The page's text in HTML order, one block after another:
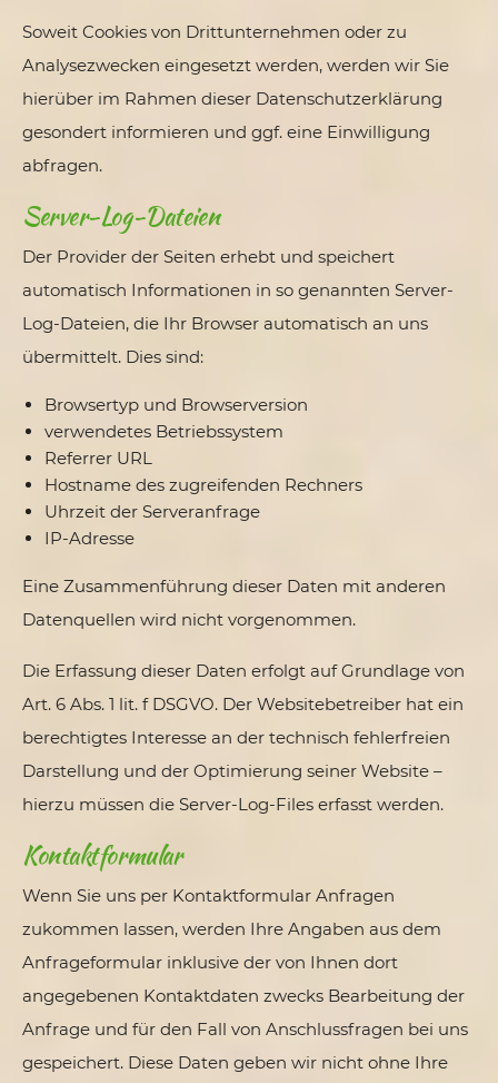
Soweit Cookies von Drittunternehmen oder zu
Analysezwecken eingesetzt werden, werden wir Sie
hierüber im Rahmen dieser Datenschutzerklärung
gesondert informieren und ggf. eine Einwilligung
abfragen.
Server-Log-Dateien
Der Provider der Seiten erhebt und speichert
automatisch Informationen in so genannten Server-
Log-Dateien, die Ihr Browser automatisch an uns
übermittelt. Dies sind:
Browsertyp und Browserversion
verwendetes Betriebssystem
Referrer URL
Hostname des zugreifenden Rechners
Uhrzeit der Serveranfrage
IP-Adresse
Eine Zusammenführung dieser Daten mit anderen
Datenquellen wird nicht vorgenommen.
Die Erfassung dieser Daten erfolgt auf Grundlage von
Art. 6 Abs. 1 lit. f DSGVO. Der Websitebetreiber hat ein
berechtigtes Interesse an der technisch fehlerfreien
Darstellung und der Optimierung seiner Website –
hierzu müssen die Server-Log-Files erfasst werden.
Kontaktformular
Wenn Sie uns per Kontaktformular Anfragen
zukommen lassen, werden Ihre Angaben aus dem
Anfrageformular inklusive der von Ihnen dort
angegebenen Kontaktdaten zwecks Bearbeitung der
Anfrage und für den Fall von Anschlussfragen bei uns
gespeichert. Diese Daten geben wir nicht ohne Ihre